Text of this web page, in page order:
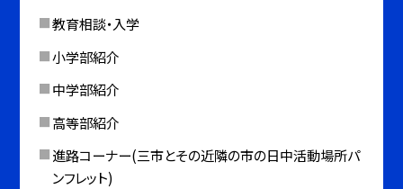
教育相談・入学
小学部紹介
中学部紹介
高等部紹介
進路コーナー(三市とその近隣の市の日中活動場所パ
ンフレット)